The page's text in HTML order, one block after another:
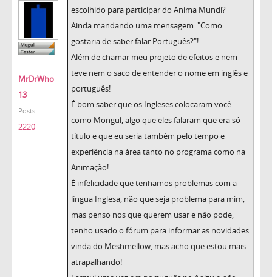
MrDrWho
13
Posts:
2220
escolhido para participar do Anima Mundi?
Ainda mandando uma mensagem: "Como
gostaria de saber falar Português?"!
Além de chamar meu projeto de efeitos e nem
teve nem o saco de entender o nome em inglês e
português!
É bom saber que os Ingleses colocaram você
como Mongul, algo que eles falaram que era só
título e que eu seria também pelo tempo e
experiência na área tanto no programa como na
Animação!
É infelicidade que tenhamos problemas com a
língua Inglesa, não que seja problema para mim,
mas penso nos que querem usar e não pode,
tenho usado o fórum para informar as novidades
vinda do Meshmellow, mas acho que estou mais
atrapalhando!